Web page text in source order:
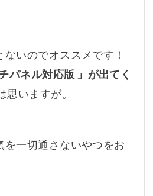
いのでオススメです！
パネル対応版 」が出てく
いますが。
を一切通さないやつをお